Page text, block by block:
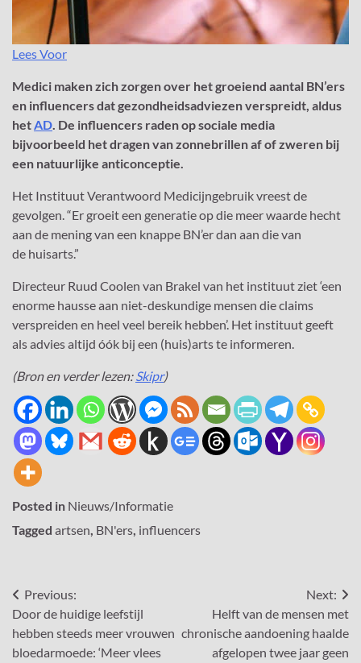
Lees Voor
Medici maken zich zorgen over het groeiend aantal BN’ers
en influencers dat gezondheidsadviezen verspreidt, aldus
hetAD. De influencers raden op sociale media
bijvoorbeeld het dragen van zonnebrillen af of zweren bij
een natuurlijke anticonceptie.
Het Instituut Verantwoord Medicijngebruik vreest de
gevolgen. “Er groeit een generatie op die meer waarde hecht
aan de mening van een knappe BN’er dan aan die van
de huisarts.”
Directeur Ruud Coolen van Brakel van het instituut ziet ‘een
enorme hausse aan niet-deskundige mensen die claims
verspreiden en heel veel bereik hebben’. Het instituut geeft
als advies altijd óók bij een (huis)arts te informeren.
(Bron en verder lezen:Skipr)
Posted in Nieuws/Informatie
Tagged artsen, BN'ers, influencers
Bericht
navigatie
Previous:
Door de huidige leefstijl
hebben steeds meer vrouwen
bloedarmoede: ‘Meer vlees
Next:
Helft van de mensen met
chronische aandoening haalde
afgelopen twee jaar geen